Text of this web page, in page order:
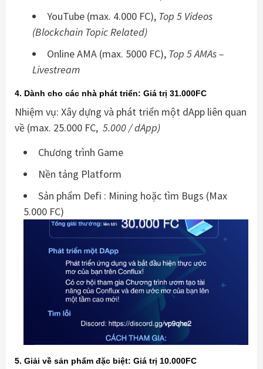
YouTube (max. 4.000 FC), Top 5 Videos
(Blockchain Topic Related)
Online AMA (max. 5000 FC), Top 5 AMAs –
Livestream
4. Dành cho các nhà phát triển: Giá trị 31.000FC
Nhiệm vụ: Xây dựng và phát triển một dApp liên quan
về (max. 25.000 FC, 5.000 / dApp)
Chương trình Game
Nền tảng Platform
Sản phẩm Defi : Mining hoặc tìm Bugs (Max
5.000 FC)
5. Giải về sản phẩm đặc biệt: Giá trị 10.000FC